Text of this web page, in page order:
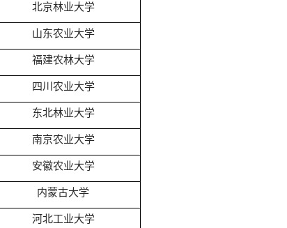
北京林业大学
山东农业大学
福建农林大学
四川农业大学
东北林业大学
南京农业大学
安徽农业大学
内蒙古大学
河北工业大学